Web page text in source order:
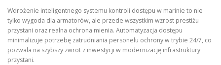
Wdrożenie inteligentnego systemu kontroli dostępu w marinie to nie
tylko wygoda dla armatorów, ale przede wszystkim wzrost prestiżu
przystani oraz realna ochrona mienia. Automatyzacja dostępu
minimalizuje potrzebę zatrudniania personelu ochrony w trybie 24/7, co
pozwala na szybszy zwrot z inwestycji w modernizację infrastruktury
przystani.